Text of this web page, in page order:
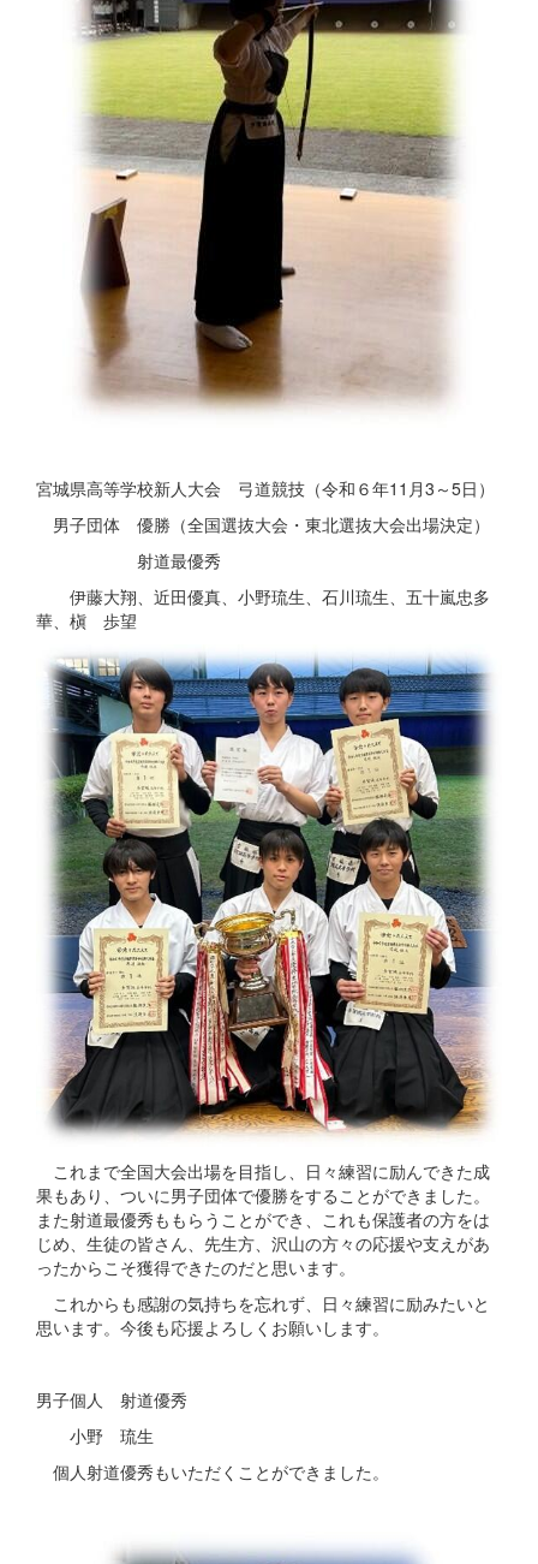
宮城県高等学校新人大会 弓道競技（令和６年11月3～5日）
男子団体 優勝（全国選抜大会・東北選抜大会出場決定）
射道最優秀
伊藤大翔、近田優真、小野琉生、石川琉生、五十嵐忠多
華、槇 歩望
これまで全国大会出場を目指し、日々練習に励んできた成
果もあり、ついに男子団体で優勝をすることができました。
また射道最優秀ももらうことができ、これも保護者の方をは
じめ、生徒の皆さん、先生方、沢山の方々の応援や支えがあ
ったからこそ獲得できたのだと思います。
これからも感謝の気持ちを忘れず、日々練習に励みたいと
思います。今後も応援よろしくお願いします。
男子個人 射道優秀
小野 琉生
個人射道優秀もいただくことができました。